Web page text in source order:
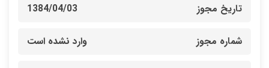
تاریخ مجوز 1384/04/03
شماره مجوز وارد نشده است